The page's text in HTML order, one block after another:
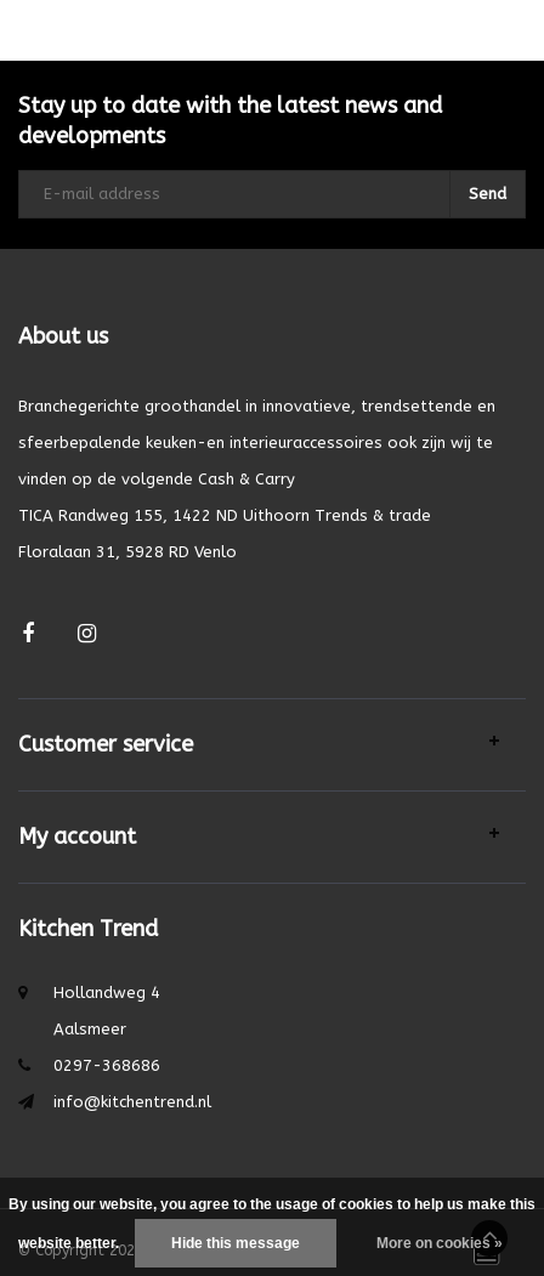
Stay up to date with the latest news and
developments
Send
About us
Branchegerichte groothandel in innovatieve, trendsettende en
sfeerbepalende keuken-en interieuraccessoires ook zijn wij te
vinden op de volgende Cash & Carry
TICA Randweg 155, 1422 ND Uithoorn Trends & trade
Floralaan 31, 5928 RD Venlo
Customer service
My account
Kitchen Trend
Hollandweg 4
Aalsmeer
0297-368686
info@kitchentrend.nl
© Copyright 2026 - Theme by DMWS.nl|
By using our website, you agree to the usage of cookies to help us make this
website better. Hide this message More on cookies »